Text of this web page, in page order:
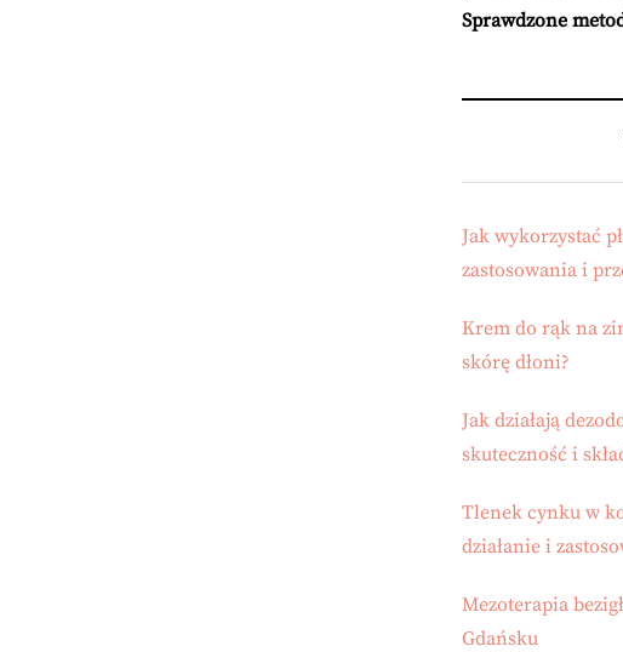
Sprawdzone
Jak wykorzystać
zastosowania i
Krem do rąk na
skórę dłoni?
Jak działają
skuteczność i
Tlenek cynku w
działanie i
Mezoterapia
Gdańsku